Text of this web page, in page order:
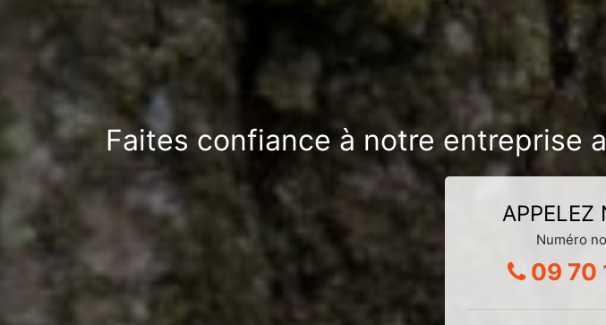
Faites confiance à notre entreprise
APPELEZ
Numéro
09 70